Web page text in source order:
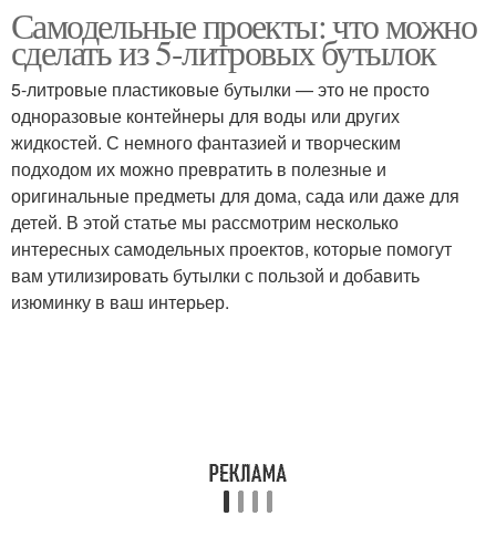
Самодельные проекты: что можно
сделать из 5-литровых бутылок
5-литровые пластиковые бутылки — это не просто
одноразовые контейнеры для воды или других
жидкостей. С немного фантазией и творческим
подходом их можно превратить в полезные и
оригинальные предметы для дома, сада или даже для
детей. В этой статье мы рассмотрим несколько
интересных самодельных проектов, которые помогут
вам утилизировать бутылки с пользой и добавить
изюминку в ваш интерьер.